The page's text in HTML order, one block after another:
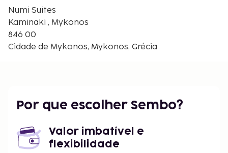
Igreja Metropolitana - 1 km/0,6 mi
Vista de Alefkandra - 1,1 km/0,7 mi
Museu Agrícola - 1,2 km/0,7 mi
Os aeroportos mais próximos são:
Naxos (JNX-Aeroporto Nacional de Naxos Island) -
Há estacionamento grátis no local. Não perca as
várias atividades recreativas e de entretimento ao
Numi Suites
Kaminaki , Mykonos
846 00
Cidade de Mykonos, Mykonos, Grécia
Por que escolher Sembo?
Valor imbatível e
flexibilidade